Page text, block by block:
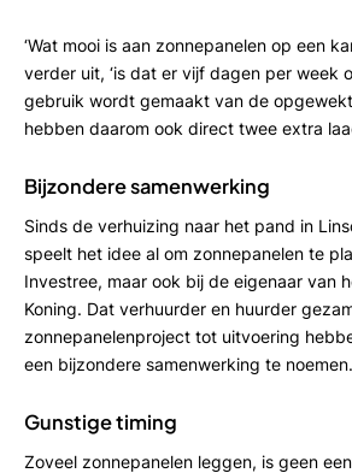
‘Wat mooi is aan zonnepanelen op een
verder uit, ‘is dat er vijf dagen per week
gebruik wordt gemaakt van de
hebben daarom ook direct twee extra
Bijzondere samenwerking
Sinds de verhuizing naar het pand in
speelt het idee al om zonnepanelen te
Investree, maar ook bij de eigenaar van
Koning. Dat verhuurder en huurder
zonnepanelenproject tot uitvoering
een bijzondere samenwerking te noemen.
Gunstige timing
Zoveel zonnepanelen leggen, is geen